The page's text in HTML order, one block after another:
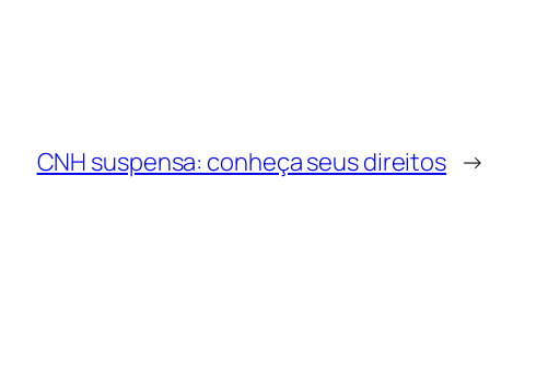
CNH suspensa: conheça seus direitos →